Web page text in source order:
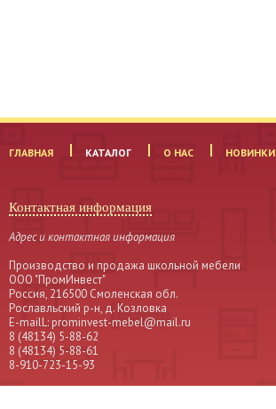
ГЛАВНАЯ КАТАЛОГ О НАС НОВИНКИ
Контактная информация
Адрес и контактная информация
Производство и продажа школьной мебели
OOO "ПромИнвест"
Россия, 216500 Смоленская обл.
Рославльский р-н, д. Козловка
Е-mailL: prominvest-mebel@mail.ru
8 (48134) 5-88-62
8 (48134) 5-88-61
8-910-723-15-93